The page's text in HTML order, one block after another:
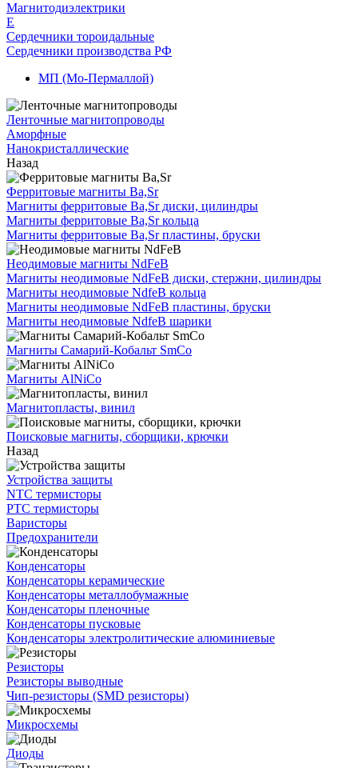
Магнитодиэлектрики
E
Сердечники тороидальные
Сердечники производства РФ
МП (Мо-Пермаллой)
Ленточные магнитопроводы
Аморфные
Нанокристаллические
Назад
Ферритовые магниты Ba,Sr
Магниты ферритовые Ba,Sr диски, цилиндры
Магниты ферритовые Ba,Sr кольца
Магниты ферритовые Ba,Sr пластины, бруски
Неодимовые магниты NdFeB
Магниты неодимовые NdFeB диски, стержни, цилиндры
Магниты неодимовые NdfeB кольца
Магниты неодимовые NdFeB пластины, бруски
Магниты неодимовые NdfeB шарики
Магниты Самарий-Кобальт SmCo
Магниты AlNiCo
Магнитопласты, винил
Поисковые магниты, сборщики, крючки
Назад
Устройства защиты
NTC термисторы
PTC термисторы
Варисторы
Предохранители
Конденсаторы
Конденсаторы керамические
Конденсаторы металлобумажные
Конденсаторы пленочные
Конденсаторы пусковые
Конденсаторы электролитические алюминиевые
Резисторы
Резисторы выводные
Чип-резисторы (SMD резисторы)
Микросхемы
Диоды